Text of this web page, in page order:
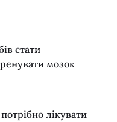
стати
мозок
лікувати